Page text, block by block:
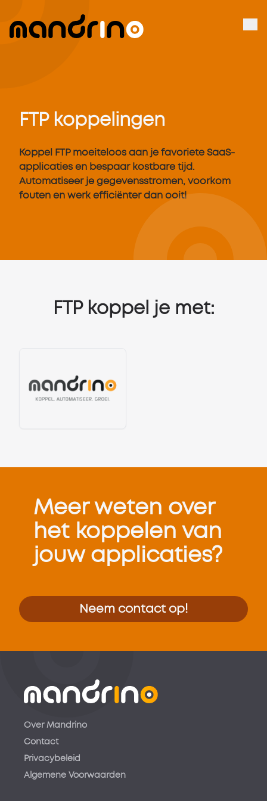
FTP koppelingen
Koppel FTP moeiteloos aan je favoriete SaaS-
applicaties en bespaar kostbare tijd.
Automatiseer je gegevensstromen, voorkom
fouten en werk efficiënter dan ooit!
FTP koppel je met:
Meer weten over
het koppelen van
jouw applicaties?
Neem contact op!
Over Mandrino
Contact
Privacybeleid
Algemene Voorwaarden